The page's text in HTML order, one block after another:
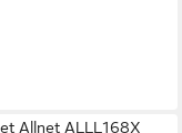
Allnet ALLL168X